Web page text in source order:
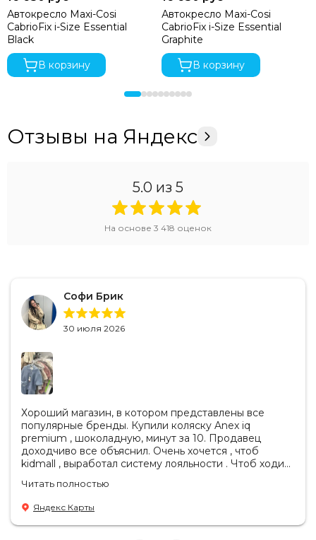
Автокресло Maxi-Cosi
CabrioFix i-Size Essential
Black
В корзину
Автокресло Maxi-Cosi
CabrioFix i-Size Essential
Graphite
В корзину
Отзывы на Яндекс
5.0 из 5
На основе 3 418 оценок
Софи Брик
30 июля 2026
Хороший магазин, в котором представлены все
популярные бренды. Купили коляску Anex iq
premium , шоколадную, минут за 10. Продавец
доходчиво все объяснил. Очень хочется , чтоб
kidmall , выработал систему лояльности . Чтоб ходить
Читать полностью
Яндекс Карты